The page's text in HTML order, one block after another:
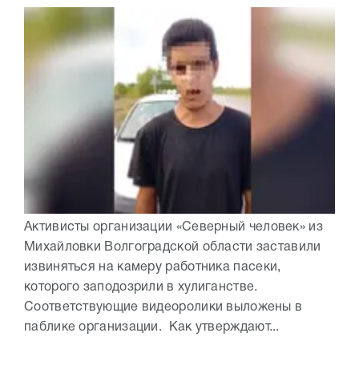
Активисты организации «Северный человек» из
Михайловки Волгоградской области заставили
извиняться на камеру работника пасеки,
которого заподозрили в хулиганстве.
Соответствующие видеоролики выложены в
паблике организации. Как утверждают...